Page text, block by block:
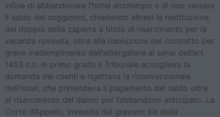
infine di abbandonare l’hotel anzitempo e di non versare
il saldo del soggiorno, chiedendo altresì la restituzione
del doppio della caparra a titolo di risarcimento per la
vacanza rovinata, oltre alla risoluzione del contratto per
grave inadempimento dell’albergatore ai sensi dell’art.
1453 c.c. In primo grado il Tribunale accoglieva la
domanda dei clienti e rigettava la riconvenzionale
dell’hotel, che pretendeva il pagamento del saldo oltre
al risarcimento del danno per l’abbandono anticipato. La
Corte d’Appello, investita dai gravami sia della